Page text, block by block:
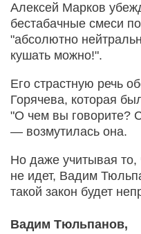
Алексей Марков
бестабачные смеси
"абсолютно
кушать можно!".
Его страстную речь
Горячева, которая
"О чем вы говорите?
— возмутилась она.
Но даже учитывая то,
не идет, Вадим
такой закон будет
Вадим Тюльпанов,